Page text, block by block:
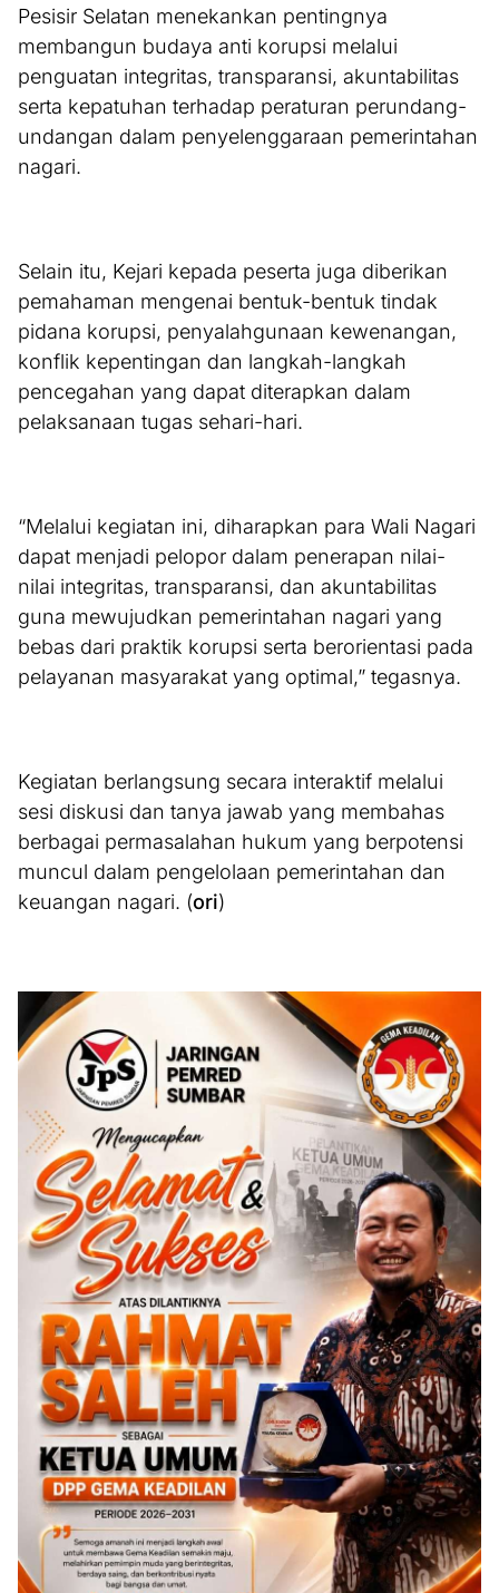
Pesisir Selatan menekankan pentingnya
membangun budaya anti korupsi melalui
penguatan integritas, transparansi, akuntabilitas
serta kepatuhan terhadap peraturan perundang-
undangan dalam penyelenggaraan pemerintahan
nagari.
Selain itu, Kejari kepada peserta juga diberikan
pemahaman mengenai bentuk-bentuk tindak
pidana korupsi, penyalahgunaan kewenangan,
konflik kepentingan dan langkah-langkah
pencegahan yang dapat diterapkan dalam
pelaksanaan tugas sehari-hari.
“Melalui kegiatan ini, diharapkan para Wali Nagari
dapat menjadi pelopor dalam penerapan nilai-
nilai integritas, transparansi, dan akuntabilitas
guna mewujudkan pemerintahan nagari yang
bebas dari praktik korupsi serta berorientasi pada
pelayanan masyarakat yang optimal,” tegasnya.
Kegiatan berlangsung secara interaktif melalui
sesi diskusi dan tanya jawab yang membahas
berbagai permasalahan hukum yang berpotensi
muncul dalam pengelolaan pemerintahan dan
keuangan nagari. (ori)